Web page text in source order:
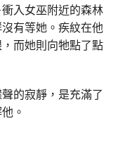
入女巫附近的森林
有等她。疾紋在他
而她則向牠點了點
的寂靜，是充滿了
。